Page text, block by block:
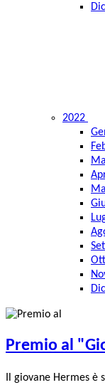
2022
Premio al
Il giovane Hermes